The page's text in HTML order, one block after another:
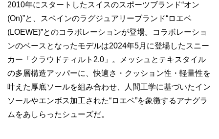
2010年にスタートしたスイスのスポーツブランド“オン
(On)”と、スペインのラグジュアリーブランド“ロエベ
(LOEWE)”とのコラボレーションが登場。コラボレーショ
ンのベースとなったモデルは2024年5月に登場したスニー
カー「クラウドティルト2.0」。メッシュとテキスタイル
の多層構造アッパーに、快適さ・クッション性・軽量性を
叶えた厚底ソールを組み合わせ、人間工学に基づいたイン
ソールやエンボス加工された“ロエベ”を象徴するアナグラ
ムをあしらったシューズだ。